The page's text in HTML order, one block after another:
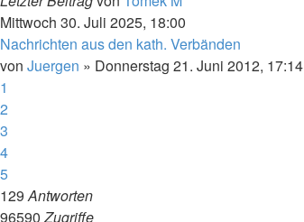
Mittwoch 30. Juli 2025, 18:00
Nachrichten aus den kath. Verbänden
von Juergen » Donnerstag 21. Juni 2012, 17:14
1
2
3
4
5
129Antworten
96590Zugriffe